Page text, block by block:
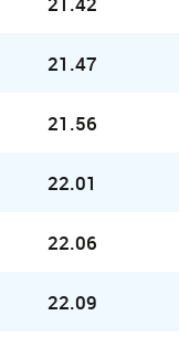
21.47
21.56
22.01
22.06
22.09